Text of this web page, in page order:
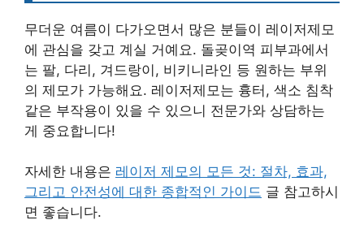
무더운 여름이 다가오면서 많은 분들이 레이저제모
에 관심을 갖고 계실 거예요. 돌곶이역 피부과에서
는 팔, 다리, 겨드랑이, 비키니라인 등 원하는 부위
의 제모가 가능해요. 레이저제모는 흉터, 색소 침착
같은 부작용이 있을 수 있으니 전문가와 상담하는
게 중요합니다!
자세한 내용은 레이저 제모의 모든 것: 절차, 효과,
그리고 안전성에 대한 종합적인 가이드 글 참고하시
면 좋습니다.